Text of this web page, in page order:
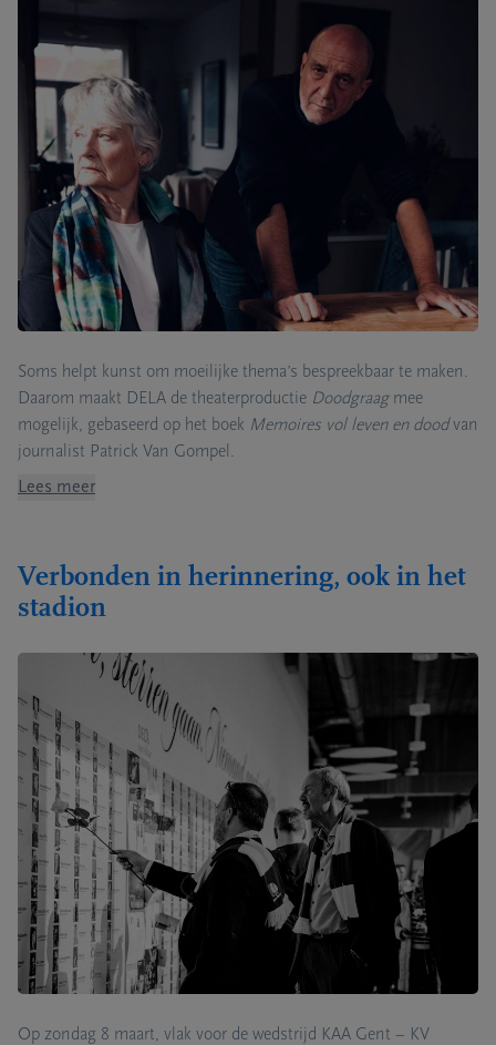
Soms helpt kunst om moeilijke thema’s bespreekbaar te maken.
Daarom maakt DELA de theaterproductie Doodgraagmee
mogelijk, gebaseerd op het boek Memoires vol leven en doodvan
journalist Patrick Van Gompel.
Lees meer
Verbonden in herinnering, ook in het
stadion
Op zondag 8 maart, vlak voor de wedstrijd KAA Gent – KV